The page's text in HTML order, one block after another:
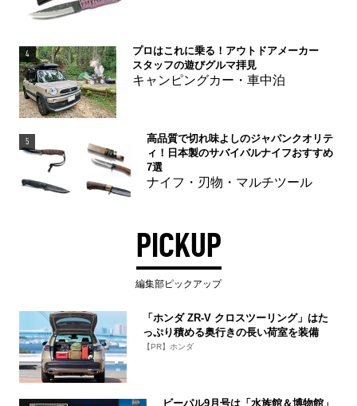
4
プロはこれに乗る！アウトドアメーカー
スタッフの遊びグルマ拝見
キャンピングカー・車中泊
5
高品質で切れ味よしのジャパンクオリテ
ィ！日本製のサバイバルナイフおすすめ
7選
ナイフ・刃物・マルチツール
PICKUP
編集部ピックアップ
「ホンダ ZR-V クロスツーリング」はた
っぷり積める奥行きの長い荷室を装備
【PR】ホンダ
ビーパル9月号は「水族館＆博物館」